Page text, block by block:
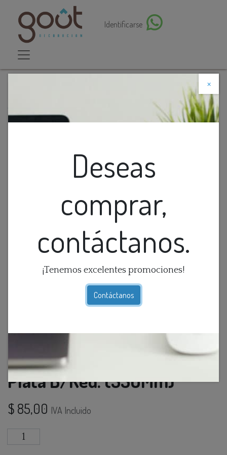
Identificarse
×
Deseas
comprar,
contáctanos.
¡Tenemos excelentes promociones!
Contáctanos
Descuento web
Lamp. Colg. 3L E27 Esfera Plata B/Red. (350Mm)
Lamp. Colg. 3L E27 Esfera
Plata B/Red. (350Mm)
$ 85,00 IVA Incluido